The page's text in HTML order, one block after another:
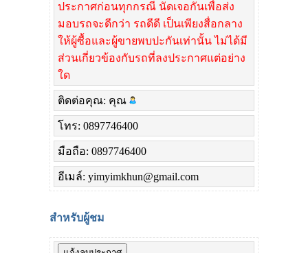
ประกาศก่อนทุกกรณี นัดเจอกันเพื่อส่ง
มอบรถจะดีกว่า รถดีดี เป็นเพียงสื่อกลาง
ให้ผู้ซื้อและผู้ขายพบปะกันเท่านั้น ไม่ได้มี
ส่วนเกี่ยวข้องกับรถที่ลงประกาศแต่อย่าง
ใด
ติดต่อคุณ: คุณ
โทร: 0897746400
มือถือ: 0897746400
อีเมล์: yimyimkhun@gmail.com
สำหรับผู้ชม